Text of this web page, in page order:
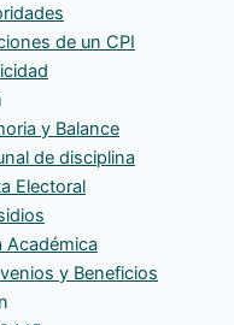
de un CPI
y Balance
de disciplina
Electoral
Académica
y Beneficios